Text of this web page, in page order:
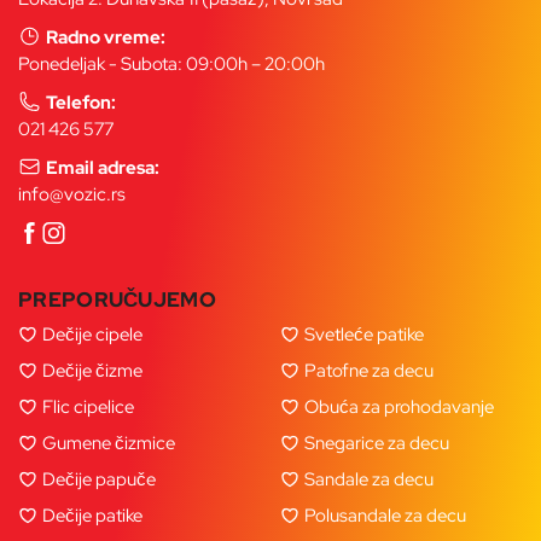
Radno vreme:
Ponedeljak - Subota: 09:00h – 20:00h
Telefon:
021 426 577
Email adresa:
info@vozic.rs
PREPORUČUJEMO
Dečije cipele
Dečije čizme
Flic cipelice
Gumene čizmice
Dečije papuče
Dečije patike
Svetleće patike
Patofne za decu
Obuća za prohodavanje
Snegarice za decu
Sandale za decu
Polusandale za decu